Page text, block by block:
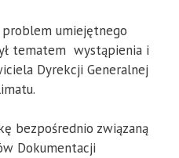
problem umiejętnego
tematem wystąpienia i
Dyrekcji Generalnej
bezpośrednio związaną
Dokumentacji